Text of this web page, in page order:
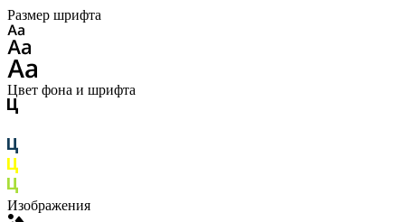
Размер шрифта
Цвет фона и шрифта
Изображения